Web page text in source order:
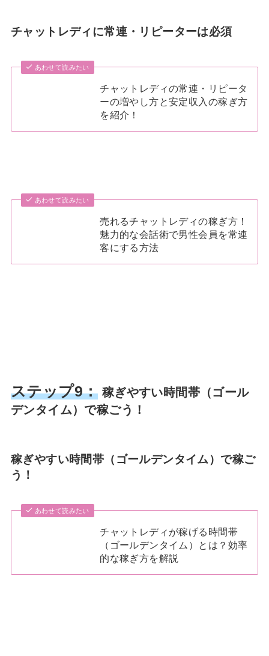
チャットレディに常連・リピーターは必須
あわせて読みたい
チャットレディの常連・リピータ
ーの増やし方と安定収入の稼ぎ方
を紹介！
あわせて読みたい
売れるチャットレディの稼ぎ方！
魅力的な会話術で男性会員を常連
客にする方法
ステップ9： 稼ぎやすい時間帯（ゴール
デンタイム）で稼ごう！
稼ぎやすい時間帯（ゴールデンタイム）で稼ご
う！
あわせて読みたい
チャットレディが稼げる時間帯
（ゴールデンタイム）とは？効率
的な稼ぎ方を解説